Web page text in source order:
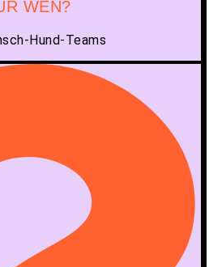
WEN?
Hund-Teams